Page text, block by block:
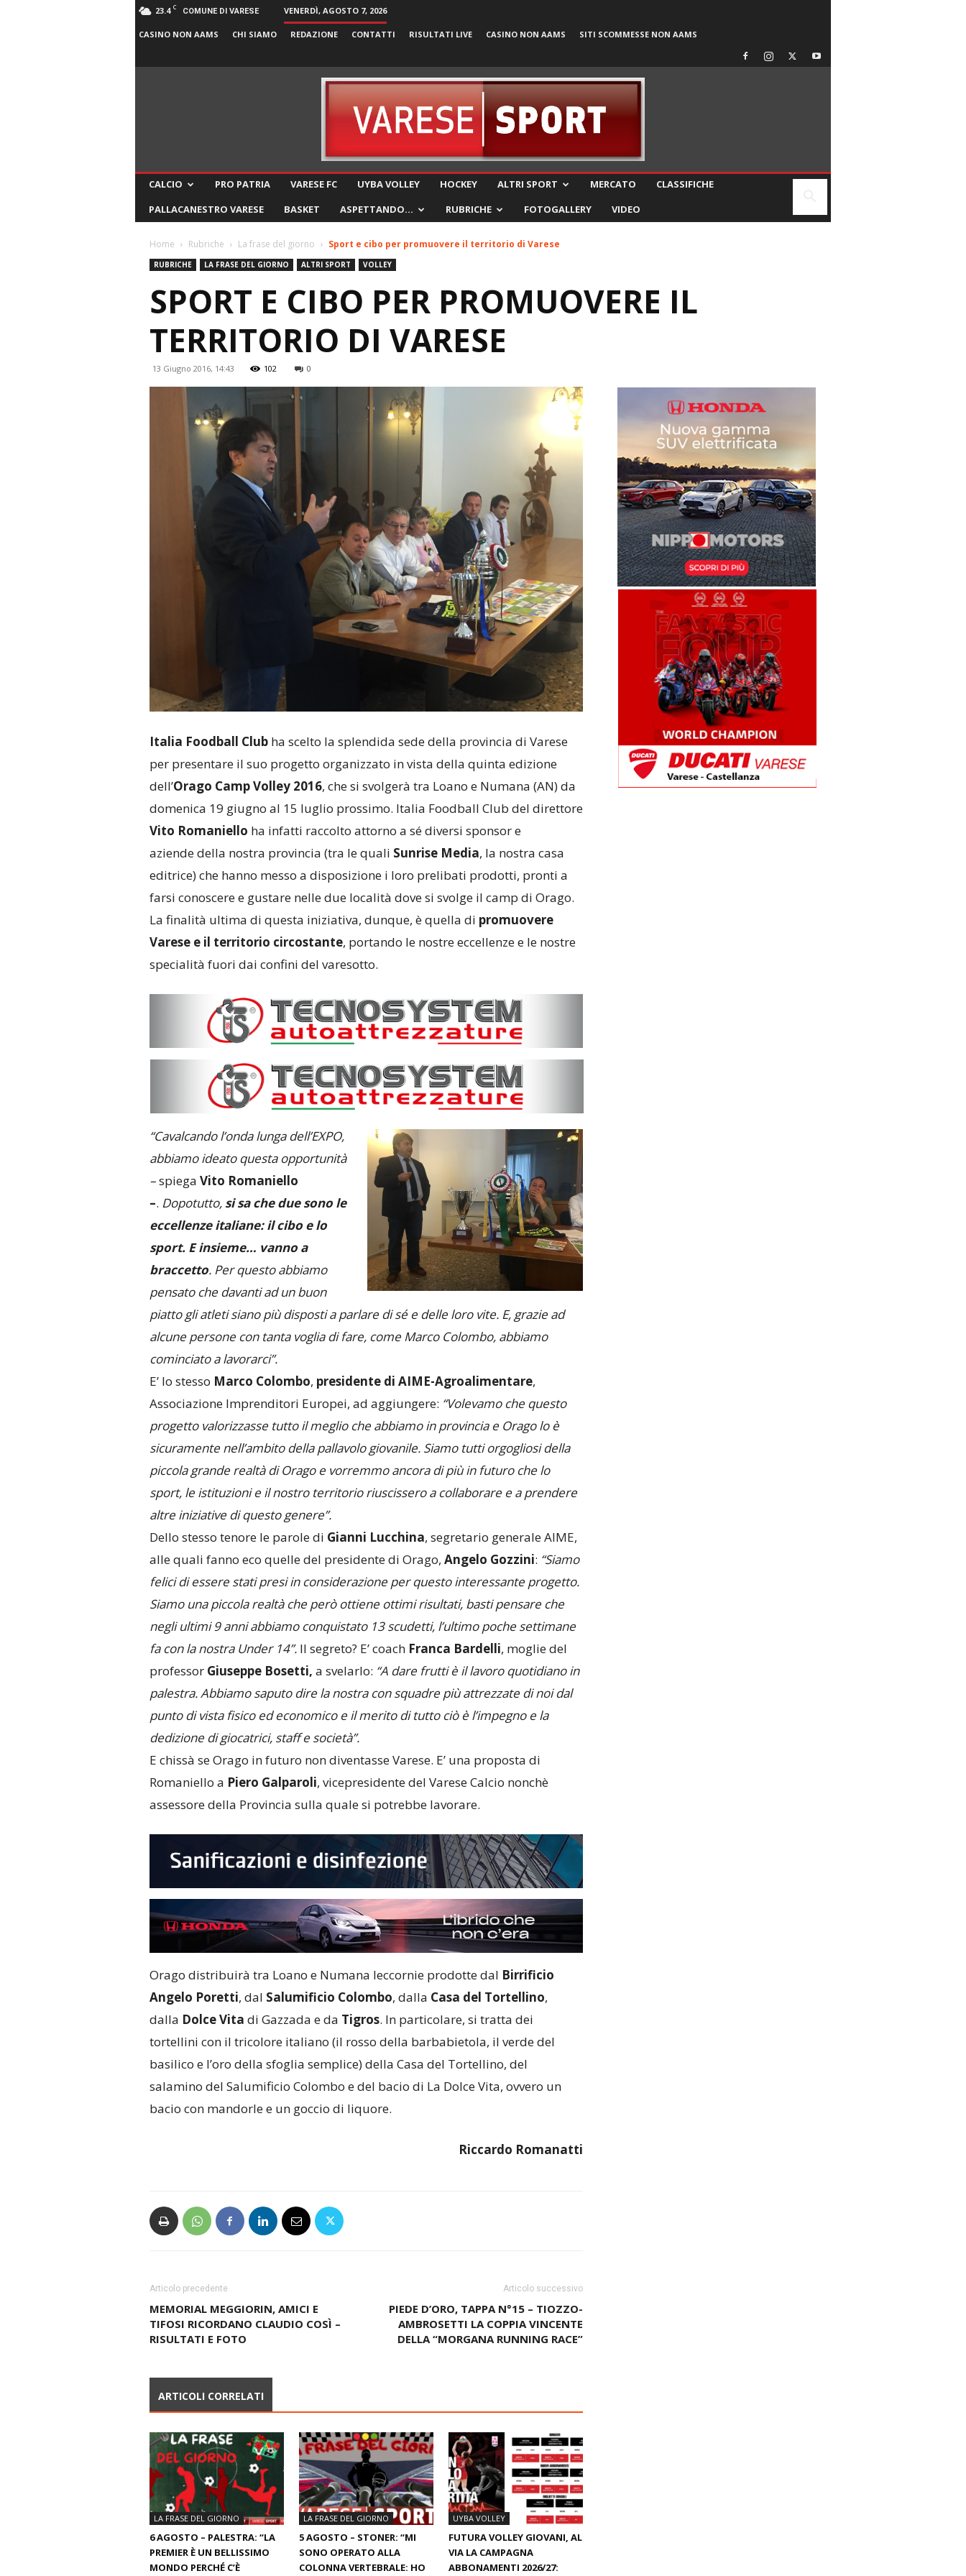
23.4 C COMUNE DI VARESE VENERDÌ, AGOSTO 7, 2026
CASINO NON AAMS CHI SIAMO REDAZIONE CONTATTI RISULTATI LIVE CASINO NON AAMS SITI SCOMMESSE NON AAMS
CALCIO PRO PATRIA VARESE FC UYBA VOLLEY HOCKEY ALTRI SPORT MERCATO
CLASSIFICHE
PALLACANESTRO VARESE
BASKET ASPETTANDO… RUBRICHE FOTOGALLERY VIDEO
Home Rubriche La frase del giorno Sport e cibo per promuovere il territorio di Varese
RUBRICHE LA FRASE DEL GIORNO ALTRI SPORT VOLLEY
SPORT E CIBO PER PROMUOVERE IL
TERRITORIO DI VARESE
13 Giugno 2016, 14:43 102 0
Italia Foodball Club ha scelto la splendida sede della provincia di Varese
per presentare il suo progetto organizzato in vista della quinta edizione
dell’Orago Camp Volley 2016, che si svolgerà tra Loano e Numana (AN) da
domenica 19 giugno al 15 luglio prossimo. Italia Foodball Club del direttore
Vito Romaniello ha infatti raccolto attorno a sé diversi sponsor e
aziende della nostra provincia (tra le quali Sunrise Media, la nostra casa
editrice) che hanno messo a disposizione i loro prelibati prodotti, pronti a
farsi conoscere e gustare nelle due località dove si svolge il camp di Orago.
La finalità ultima di questa iniziativa, dunque, è quella di promuovere
Varese e il territorio circostante, portando le nostre eccellenze e le nostre
specialità fuori dai confini del varesotto.
“Cavalcando l’onda lunga dell’EXPO,
abbiamo ideato questa opportunità
–spiega Vito Romaniello
–. Dopotutto, si sa che due sono le
eccellenze italiane: il cibo e lo
sport. E insieme… vanno a
braccetto. Per questo abbiamo
pensato che davanti ad un buon
piatto gli atleti siano più disposti a parlare di sé e delle loro vite. E, grazie ad
alcune persone contanta voglia di fare, come Marco Colombo, abbiamo
cominciato a lavorarci”.
E’ lo stesso Marco Colombo, presidente di AIME-Agroalimentare,
Associazione Imprenditori Europei, ad aggiungere: “Volevamo che questo
progetto valorizzasse tutto il meglio che abbiamo in provincia e Orago lo è
sicuramente nell’ambito della pallavolo giovanile. Siamo tutti orgogliosi della
piccola grande realtà di Orago e vorremmo ancora di più in futuro che lo
sport, le istituzioni e il nostro territorio riuscissero a collaborare e a prendere
altre iniziative di questo genere”.
Dello stesso tenore le parole di Gianni Lucchina, segretario generale AIME,
alle quali fanno eco quelle del presidente di Orago, Angelo Gozzini: “Siamo
felici di essere stati presi in considerazione per questo interessante progetto.
Siamo una piccola realtà che però ottiene ottimi risultati, basti pensare che
negli ultimi 9 anni abbiamo conquistato 13 scudetti, l’ultimo poche settimane
fa con la nostra Under 14”. Il segreto? E’ coach Franca Bardelli, moglie del
professorGiuseppe Bosetti, a svelarlo: “A dare frutti è il lavoro quotidiano in
palestra. Abbiamo saputo dire la nostra con squadre più attrezzate di noi dal
punto di vista fisico ed economico e il merito di tutto ciò è l’impegno e la
dedizione di giocatrici, staff e società”.
E chissà se Orago in futuro non diventasse Varese. E’ una proposta di
Romaniello a Piero Galparoli, vicepresidente del Varese Calcio nonchè
assessore della Provincia sulla quale si potrebbe lavorare.
Orago distribuirà tra Loano e Numana leccornie prodotte dal Birrificio
Angelo Poretti, dal Salumificio Colombo, dalla Casa del Tortellino,
dalla Dolce Vita di Gazzada e da Tigros. In particolare, si tratta dei
tortellini con il tricolore italiano (il rosso della barbabietola, il verde del
basilico e l’oro della sfoglia semplice) della Casa del Tortellino, del
salamino del Salumificio Colombo e del bacio di La Dolce Vita, ovvero un
bacio con mandorle e un goccio di liquore.
Riccardo Romanatti
Articolo precedente
MEMORIAL MEGGIORIN, AMICI E
TIFOSI RICORDANO CLAUDIO COSÌ –
RISULTATI E FOTO
Articolo successivo
PIEDE D’ORO, TAPPA N°15 – TIOZZO-
AMBROSETTI LA COPPIA VINCENTE
DELLA “MORGANA RUNNING RACE”
ARTICOLI CORRELATI
LA FRASE DEL GIORNO
6 AGOSTO – PALESTRA: “LA
PREMIER È UN BELLISSIMO
MONDO PERCHÉ C’È
LA FRASE DEL GIORNO
5 AGOSTO – STONER: “MI
SONO OPERATO ALLA
COLONNA VERTEBRALE: HO
UYBA VOLLEY
FUTURA VOLLEY GIOVANI, AL
VIA LA CAMPAGNA
ABBONAMENTI 2026/27: